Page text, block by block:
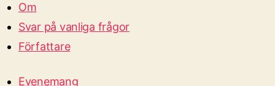
Om
Svar på vanliga frågor
Författare
Evenemang